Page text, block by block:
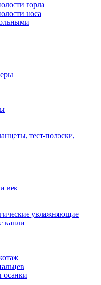
горла
носа
тест-полоски,
век
увлажняющие
капли
осанки